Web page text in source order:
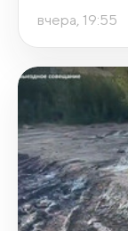
вчера, 19:55